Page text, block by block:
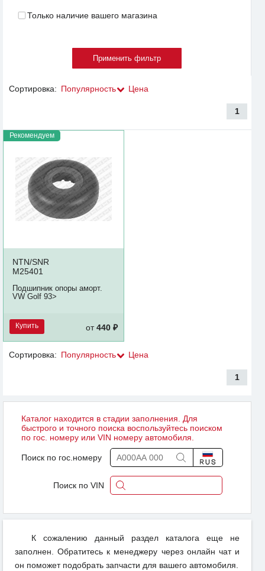
Только наличие вашего магазина
Сортировка: Популярность Цена
1
Рекомендуем
NTN/SNR
M25401
Подшипник опоры аморт.
VW Golf 93>
Купить от440 ₽
Сортировка: Популярность Цена
1
Каталог находится в стадии заполнения. Для
быстрого и точного поиска воспользуйтесь поиском
по гос. номеру или VIN номеру автомобиля.
Поиск по гос.номеру
Поиск по VIN
К сожалению данный раздел каталога еще не
заполнен. Обратитесь к менеджеру через онлайн чат и
он поможет подобрать запчасти для вашего автомобиля.